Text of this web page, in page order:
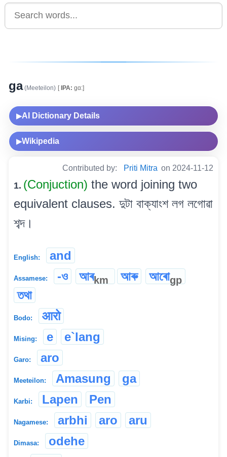
ga(Meeteilon) [IPA: gɑ:]
▶AI Dictionary Details
▶Wikipedia
Contributed by: Priti Mitra on 2024-11-12
1. (Conjuction) the word joining two
equivalent clauses. দুটা বাক্যাংশ লগ লগোৱা
শব্দ।
English: and
Assamese: -ও আৰkm আৰু আৰোgp
তথা
Bodo: आरो
Mising: e e`lang
Garo: aro
Meeteilon: Amasung ga
Karbi: Lapen Pen
Nagamese: arbhi aro aru
Dimasa: odehe